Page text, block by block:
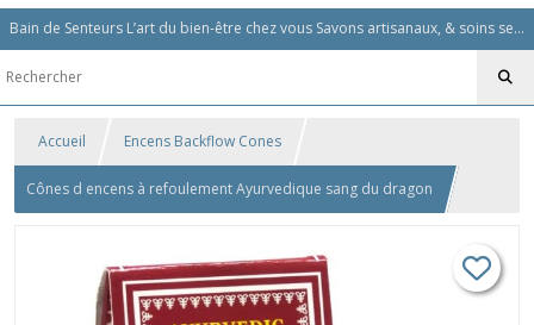
Bain de Senteurs L’art du bien-être chez vous Savons artisanaux, & soins sensoriels, Aromathérapie et Parfums d'Ambiance,Soin Des Cheveux
Accueil Encens Backflow Cones
Cônes d encens à refoulement Ayurvedique sang du dragon